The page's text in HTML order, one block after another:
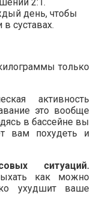
день, чтобы
суставах.
только
активность
это вообще
в бассейне вы
вам похудеть и
ситуаций.
как можно
ухудшит ваше